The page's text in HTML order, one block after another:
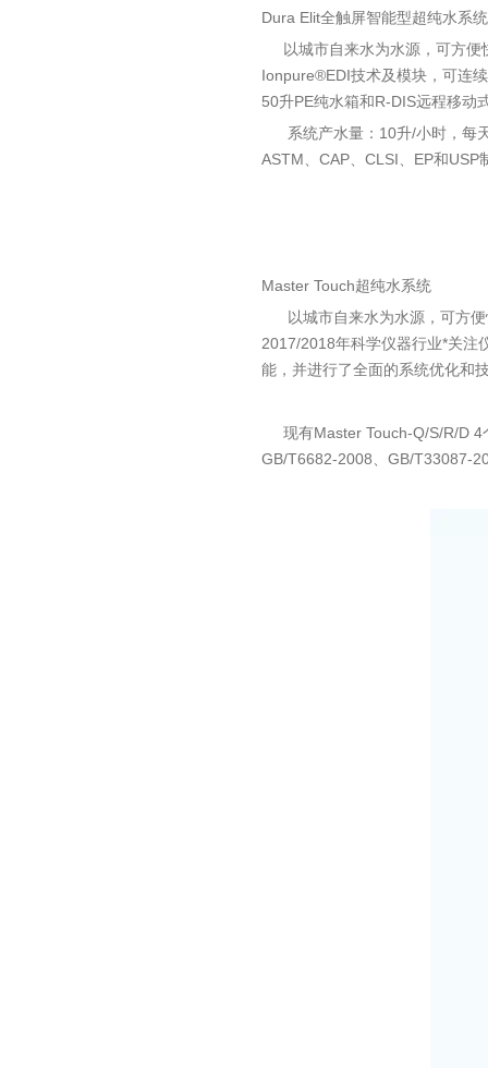
Dura Elit全触屏智能型超纯水系统
以城市自来水为水源，可方便
Ionpure®EDI技术及模块，可连
50升PE纯水箱和R-DIS远程移动
系统产水量：10升/小时，每
ASTM、CAP、CLSI、EP和USP
Master Touch超纯水系统
以城市自来水为水源，可方便
2017/2018年科学仪器行业*关注
能，并进行了全面的系统优化和
现有Master Touch-Q/S/R/D 4
GB/T6682-2008、GB/T33087-